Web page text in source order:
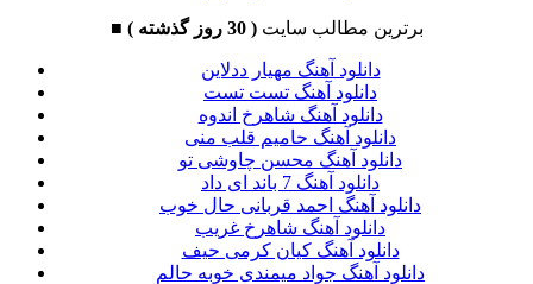
■ برترین مطالب سایت( 30 روز گذشته )
دانلود آهنگ مهیار ددلاین
دانلود آهنگ تست تست
دانلود آهنگ شاهرخ اندوه
دانلود آهنگ حامیم قلب منی
دانلود آهنگ محسن چاوشی تو
دانلود آهنگ 7 باند ای داد
دانلود آهنگ احمد قربانی حال خوب
دانلود آهنگ شاهرخ غریب
دانلود آهنگ کیان کرمی حیف
دانلود آهنگ جواد میمندی خوبه حالم